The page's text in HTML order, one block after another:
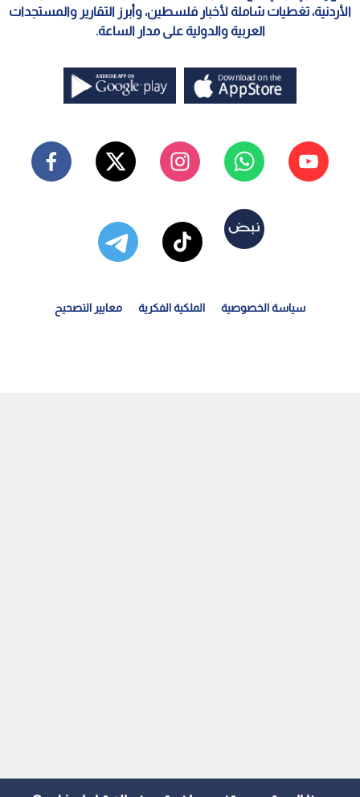
الأردنية، تغطيات شاملة لأخبار فلسطين، وأبرز التقارير والمستجدات
العربية والدولية على مدار الساعة.
سياسة الخصوصية الملكية الفكرية معايير التصحيح